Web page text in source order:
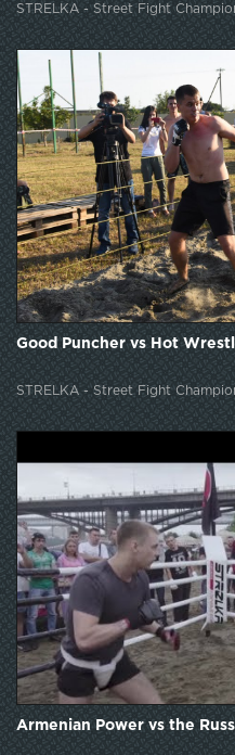
STRELKA - Street Fight
Good Puncher vs Hot
STRELKA - Street Fight
Armenian Power vs the